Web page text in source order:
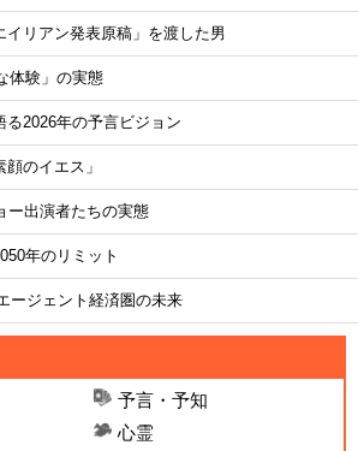
イリアン発表原稿」を渡した男
体験」の実態
る2026年の予言ビジョン
のイエス」
ー出演者たちの実態
年のリミット
ージェント経済圏の未来
予言・予知
心霊